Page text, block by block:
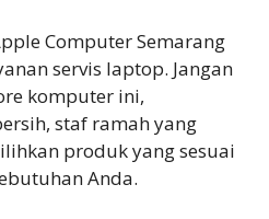
Computer Semarang
servis laptop. Jangan
komputer ini,
staf ramah yang
produk yang sesuai
Anda.